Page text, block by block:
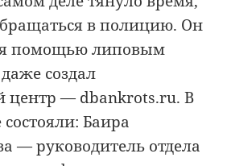
в полицию. Он
помощью липовым
создал
центр — dbankrots.ru. В
Баира
— руководитель отдела